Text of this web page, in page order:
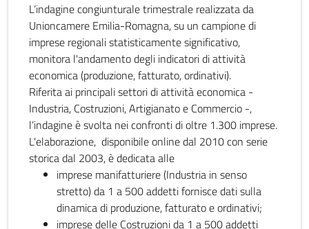
L’indagine congiunturale trimestrale realizzata da
Unioncamere Emilia-Romagna, su un campione di
imprese regionali statisticamente significativo,
monitora l'andamento degli indicatori di attività
economica (produzione, fatturato, ordinativi).
Riferita ai principali settori di attività economica -
Industria, Costruzioni, Artigianato e Commercio -,
l’indagine è svolta nei confronti di oltre 1.300 imprese.
L'elaborazione, disponibile online dal 2010 con serie
storica dal 2003, è dedicata alle
imprese manifatturiere (Industria in senso
stretto) da 1 a 500 addetti fornisce dati sulla
dinamica di produzione, fatturato e ordinativi;
imprese delle Costruzioni da 1 a 500 addetti